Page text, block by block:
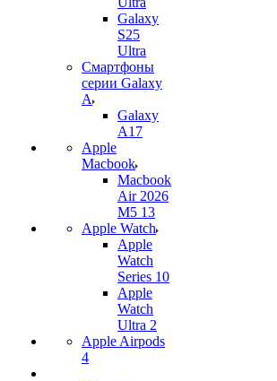
Galaxy
S25
Ultra
Смартфоны
серии Galaxy
A
Galaxy
A17
Apple
Macbook
Macbook
Air 2026
M5 13
Apple Watch
Apple
Watch
Series 10
Apple
Watch
Ultra 2
Apple Airpods
4